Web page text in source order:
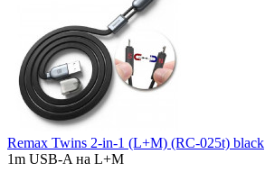
Remax Twins 2-in-1 (L+M) (RC-025t) black
1m USB-A на L+M